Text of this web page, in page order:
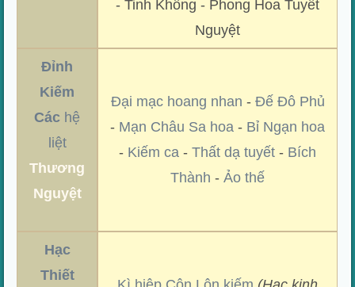
- Tinh Không - Phong Hoa Tuyết
Nguyệt
Đỉnh
Kiếm
Các hệ
liệt
Thương
Nguyệt
Đại mạc hoang nhan - Đế Đô Phủ
- Mạn Châu Sa hoa - Bỉ Ngạn hoa
- Kiếm ca -Thất dạ tuyết - Bích
Thành -Ảo thế
Hạc
Thiết